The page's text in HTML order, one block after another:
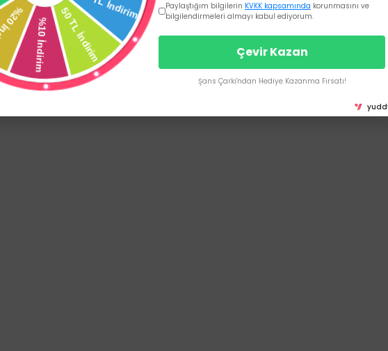
Paylaştığım bilgilerin KVKK kapsamında korunmasını ve
bilgilendirmeleri almayı kabul ediyorum.
Çevir Kazan
Şans Çarkı'ndan Hediye Kazanma Fırsatı!